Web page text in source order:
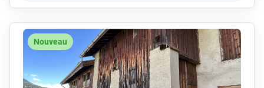
Nouveau